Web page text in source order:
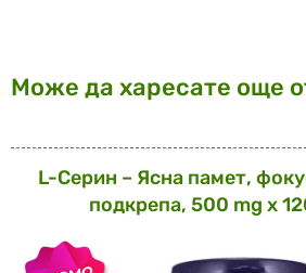
Може да харесате още
L-Серин – Ясна памет,
подкрепа, 500 mg х